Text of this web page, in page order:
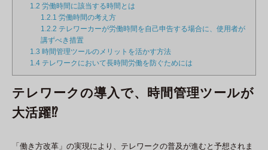
1.2 労働時間に該当する時間とは
1.2.1 労働時間の考え方
1.2.2 テレワーカーが労働時間を自己申告する場合に、使用者が
講ずべき措置
1.3 時間管理ツールのメリットを活かす方法
1.4テレワークにおいて長時間労働を防ぐためには
テレワークの導入で、時間管理ツールが
大活躍⁉
「働き方改革」の実現により、テレワークの普及が進むと予想されま